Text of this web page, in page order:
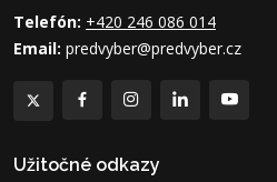
Telefón: +420 246 086 014
Email: predvyber@predvyber.cz
Užitočné odkazy